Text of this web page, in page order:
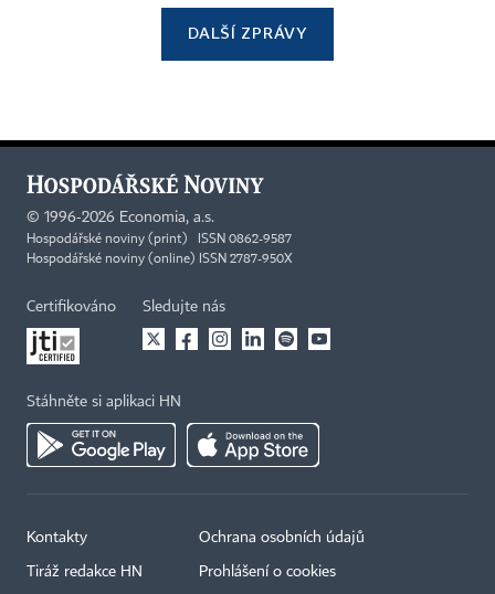
DALŠÍ ZPRÁVY
© 1996-2026 Economia, a.s.
Hospodářské noviny (print) ISSN 0862-9587
Hospodářské noviny (online) ISSN 2787-950X
Certifikováno Sledujte nás
Stáhněte si aplikaci HN
Kontakty
Tiráž redakce HN
Ochrana osobních údajů
Prohlášení o cookies